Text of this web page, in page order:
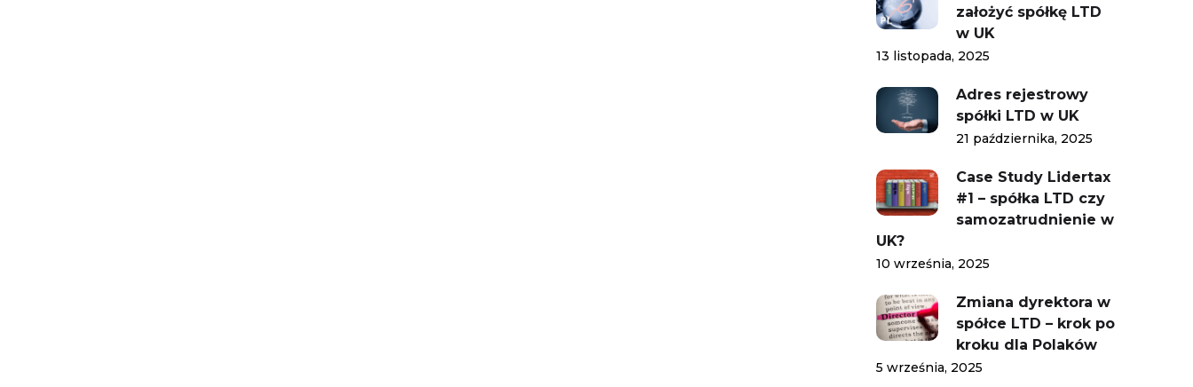
założyć spółkę LTD
w UK
13 listopada, 2025
Adres rejestrowy
spółki LTD w UK
21 października, 2025
Case Study Lidertax
#1 – spółka LTD czy
samozatrudnienie w
UK?
10 września, 2025
Zmiana dyrektora w
spółce LTD – krok po
kroku dla Polaków
5 września, 2025